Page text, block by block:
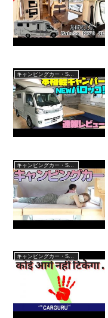
キャンピングカー・SUV人気車種
キャンピングカー・SUV人気車種